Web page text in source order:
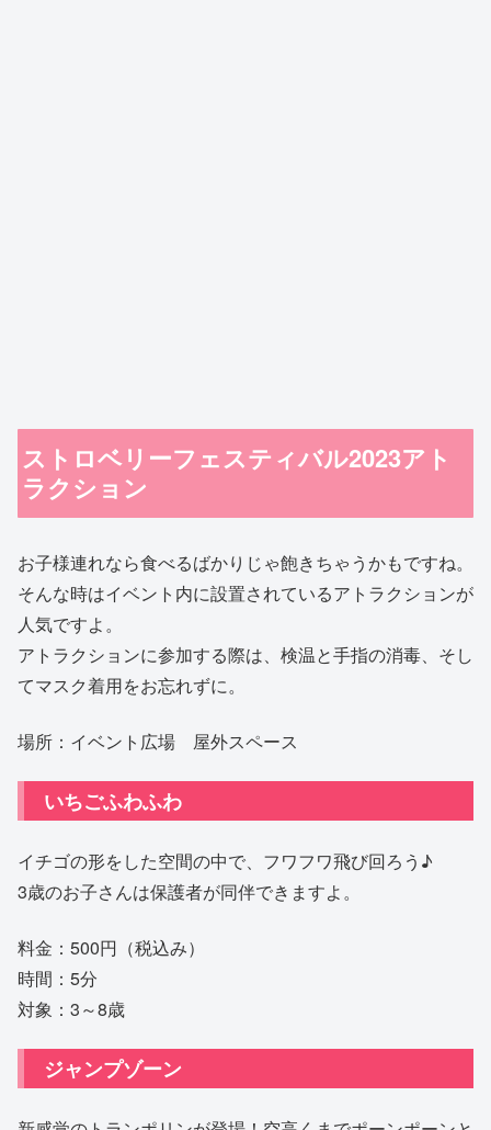
ストロベリーフェスティバル2023アト
ラクション
お子様連れなら食べるばかりじゃ飽きちゃうかもですね。
そんな時はイベント内に設置されているアトラクションが
人気ですよ。
アトラクションに参加する際は、検温と手指の消毒、そし
てマスク着用をお忘れずに。
場所：イベント広場 屋外スペース
いちごふわふわ
イチゴの形をした空間の中で、フワフワ飛び回ろう♪
3歳のお子さんは保護者が同伴できますよ。
料金：500円（税込み）
時間：5分
対象：3～8歳
ジャンプゾーン